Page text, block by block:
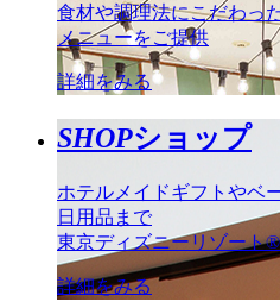
食材や調理法にこだわっ
メニューをご提供
詳細をみる
SHOPショップ
ホテルメイドギフトやベ
日用品まで
東京ディズニーリゾート
詳細をみる